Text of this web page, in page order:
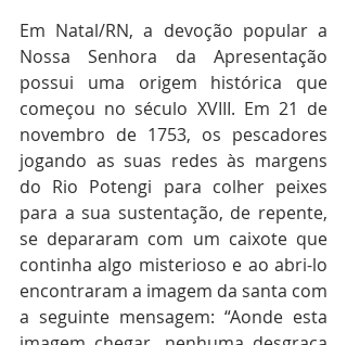
Em Natal/RN, a devoção popular a
Nossa Senhora da Apresentação
possui uma origem histórica que
começou no século XVIII. Em 21 de
novembro de 1753, os pescadores
jogando as suas redes às margens
do Rio Potengi para colher peixes
para a sua sustentação, de repente,
se depararam com um caixote que
continha algo misterioso e ao abri-lo
encontraram a imagem da santa com
a seguinte mensagem: “Aonde esta